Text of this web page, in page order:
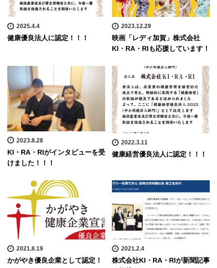
2025.4.4
健康優良法人に認定！！！
2023.12.29
映画「レディ加賀」株式会社
KI・RA・RIも応援しています！
2023.8.28
KI・RA・RIがインタビューを受
けました！！！
2022.3.11
健康経営優良法人に認定！！！
2021.8.19
かがやき優良企業として認定！
2021.2.4
株式会社KI・RA・RIが新聞記事